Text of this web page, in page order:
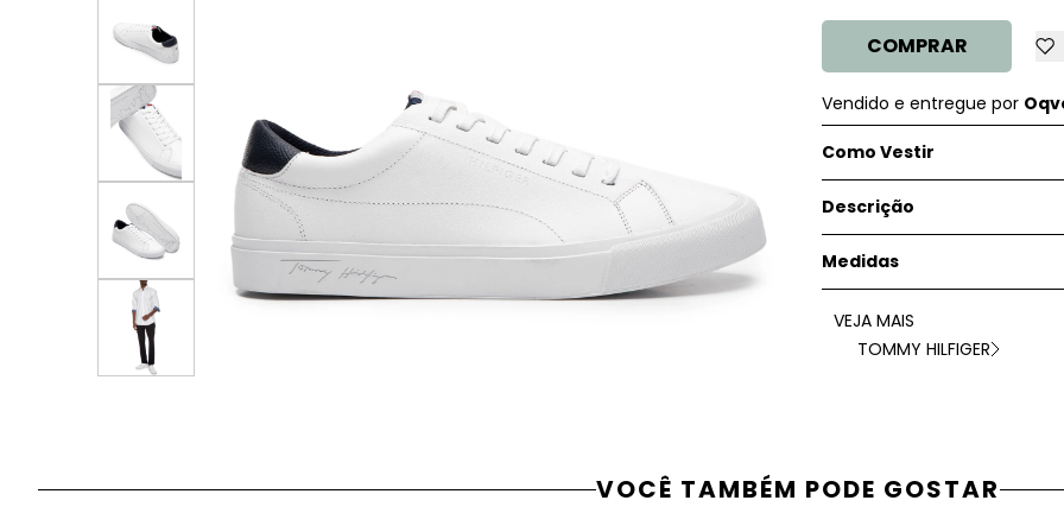
COMPRAR
Vendido e entregue por
Como Vestir
Descrição
Medidas
VEJA MAIS
TOMMY HILFIGER
VOCÊ TAMBÉM PODE GOSTAR